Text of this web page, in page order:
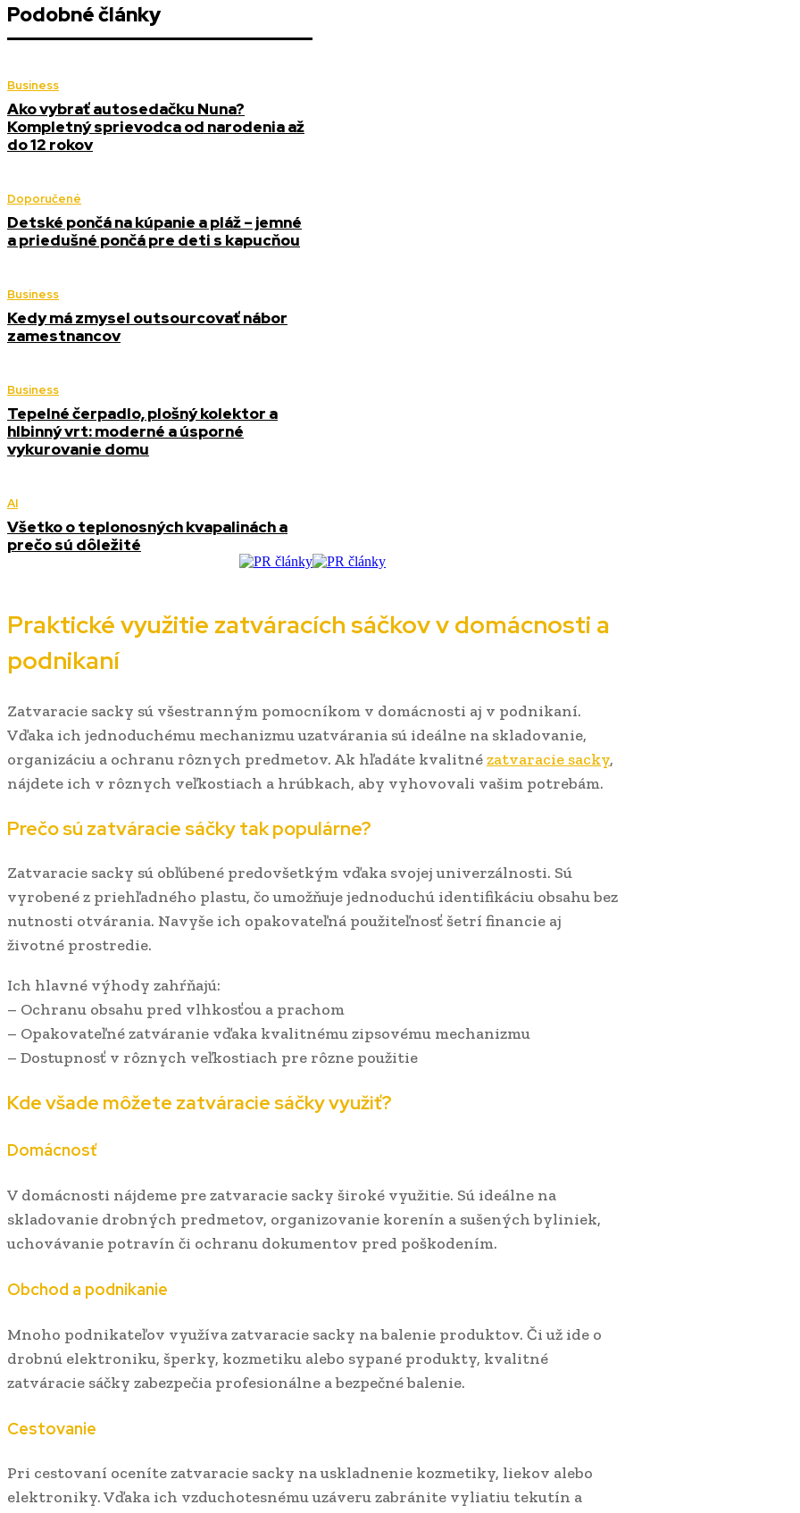
Podobné články
Business
Ako vybrať autosedačku Nuna?
Kompletný sprievodca od narodenia až
do 12 rokov
Doporučené
Detské pončá na kúpanie a pláž – jemné
a priedušné pončá pre deti s kapucňou
Business
Kedy má zmysel outsourcovať nábor
zamestnancov
Business
Tepelné čerpadlo, plošný kolektor a
hlbinný vrt: moderné a úsporné
vykurovanie domu
AI
Všetko o teplonosných kvapalinách a
prečo sú dôležité
Praktické využitie zatváracích sáčkov v domácnosti a
podnikaní
Zatvaracie sacky sú všestranným pomocníkom v domácnosti aj v podnikaní.
Vďaka ich jednoduchému mechanizmu uzatvárania sú ideálne na skladovanie,
organizáciu a ochranu rôznych predmetov. Ak hľadáte kvalitnézatvaracie sacky,
nájdete ich v rôznych veľkostiach a hrúbkach, aby vyhovovali vašim potrebám.
Prečo sú zatváracie sáčky tak populárne?
Zatvaracie sacky sú obľúbené predovšetkým vďaka svojej univerzálnosti. Sú
vyrobené z priehľadného plastu, čo umožňuje jednoduchú identifikáciu obsahu bez
nutnosti otvárania. Navyše ich opakovateľná použiteľnosť šetrí financie aj
životné prostredie.
Ich hlavné výhody zahŕňajú:
– Ochranu obsahu pred vlhkosťou a prachom
– Opakovateľné zatváranie vďaka kvalitnému zipsovému mechanizmu
– Dostupnosť v rôznych veľkostiach pre rôzne použitie
Kde všade môžete zatváracie sáčky využiť?
Domácnosť
V domácnosti nájdeme pre zatvaracie sacky široké využitie. Sú ideálne na
skladovanie drobných predmetov, organizovanie korenín a sušených byliniek,
uchovávanie potravín či ochranu dokumentov pred poškodením.
Obchod a podnikanie
Mnoho podnikateľov využíva zatvaracie sacky na balenie produktov. Či už ide o
drobnú elektroniku, šperky, kozmetiku alebo sypané produkty, kvalitné
zatváracie sáčky zabezpečia profesionálne a bezpečné balenie.
Cestovanie
Pri cestovaní oceníte zatvaracie sacky na uskladnenie kozmetiky, liekov alebo
elektroniky. Vďaka ich vzduchotesnému uzáveru zabránite vyliatiu tekutín a